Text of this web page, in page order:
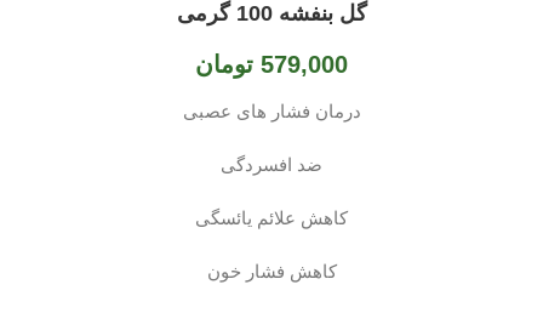
گل بنفشه 100 گرمی
579,000 تومان
درمان فشار های عصبی
ضد افسردگی
کاهش علائم یائسگی
کاهش فشار خون